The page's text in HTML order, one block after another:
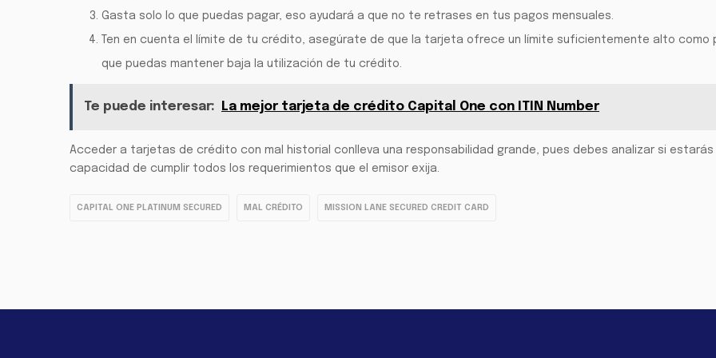
Gasta solo lo que puedas pagar, eso ayudará a que no te retrases en tus pagos mensuales.
Ten en cuenta el límite de tu crédito, asegúrate de que la tarjeta ofrece un límite suficientemente alto como
que puedas mantener baja la utilización de tu crédito.
Te puede interesar: La mejor tarjeta de crédito Capital One con ITIN Number
Acceder a tarjetas de crédito con mal historial conlleva una responsabilidad grande, pues debes analizar si estarás
capacidad de cumplir todos los requerimientos que el emisor exija.
CAPITAL ONE PLATINUM SECURED MAL CRÉDITO MISSION LANE SECURED CREDIT CARD